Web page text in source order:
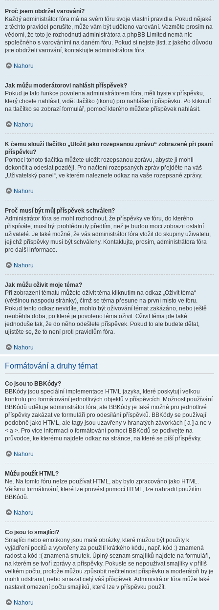
Proč jsem obdržel varování?
Každý administrátor fóra má na svém fóru svoje vlastní pravidla. Pokud nějaké
z těchto pravidel porušíte, může vám být uděleno varování. Vezměte prosím na
vědomí, že toto je rozhodnutí administrátora a phpBB Limited nemá nic
společného s varováními na daném fóru. Pokud si nejste jisti, z jakého důvodu
jste obdrželi varování, kontaktujte administrátora fóra.
Nahoru
Jak můžu moderátorovi nahlásit příspěvek?
Pokud je tato funkce povolena administrátorem fóra, měli byste v příspěvku,
který chcete nahlásit, vidět tlačítko (ikonu) pro nahlášení příspěvku. Po kliknutí
na tlačítko se zobrazí formulář, pomocí kterého můžete příspěvek nahlásit.
Nahoru
K čemu slouží tlačítko „Uložit jako rozepsanou zprávu“ zobrazené při psaní
příspěvku?
Pomocí tohoto tlačítka můžete uložit rozepsanou zprávu, abyste ji mohli
dokončit a odeslat později. Pro načtení rozepsaných zpráv přejděte na váš
„Uživatelský panel“, ve kterém naleznete odkaz na vaše rozepsané zprávy.
Nahoru
Proč musí být můj příspěvek schválen?
Administrátor fóra se mohl rozhodnout, že příspěvky ve fóru, do kterého
přispíváte, musí být prohlédnuty předtím, než je budou moci zobrazit ostatní
uživatelé. Je také možné, že vás administrátor fóra vložil do skupiny uživatelů,
jejichž příspěvky musí být schváleny. Kontaktujte, prosím, administrátora fóra
pro další informace.
Nahoru
Jak můžu oživit moje téma?
Při zobrazení tématu můžete oživit téma kliknutím na odkaz „Oživit téma“
(většinou naspodu stránky), čímž se téma přesune na první místo ve fóru.
Pokud tento odkaz nevidíte, mohlo být oživování témat zakázáno, nebo ještě
neuběhla doba, po které je povoleno téma oživit. Oživit téma jde také
jednoduše tak, že do něho odešlete příspěvek. Pokud to ale budete dělat,
ujistěte se, že to není proti pravidlům fóra.
Nahoru
Formátování a druhy témat
Co jsou to BBKódy?
BBKódy jsou speciální implementace HTML jazyka, které poskytují velkou
kontrolu pro formátování jednotlivých objektů v příspěvcích. Možnost používání
BBKódů uděluje administrátor fóra, ale BBKódy je také možné pro jednotlivé
příspěvky zakázat ve formuláři pro odesílání příspěvků. BBKódy se používají
podobně jako HTML, ale tagy jsou uzavřeny v hranatých závorkách [ a ] a ne v
< a >. Pro více informací o formátování pomocí BBKódů se podívejte na
průvodce, ke kterému najdete odkaz na stránce, na které se píší příspěvky.
Nahoru
Můžu použít HTML?
Ne. Na tomto fóru nelze používat HTML, aby bylo zpracováno jako HTML.
Většinu formátování, které lze provést pomocí HTML, lze nahradit použitím
BBKódů.
Nahoru
Co jsou to smajlíci?
Smajlíci nebo emotikony jsou malé obrázky, které můžou být použity k
vyjádření pocitů a vytvořeny za použití krátkého kódu, např. kód :) znamená
radost a kód :( znamená smutek. Úplný seznam smajlíků najdete na formuláři,
na kterém se tvoří zprávy a příspěvky. Pokuste se nepoužívat smajlíky v příliš
velkém počtu, protože můžou způsobit nečitelnost příspěvku a moderátoři by je
mohli odstranit, nebo smazat celý váš příspěvek. Administrátor fóra může také
nastavit omezení počtu smajlíků, které lze v příspěvku použít.
Nahoru